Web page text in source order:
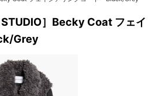
STUDIO］Becky Coat フェイ
Grey